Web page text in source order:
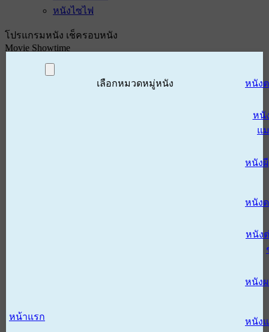
หนังไซไฟ
โปรแกรมหนัง เช็ครอบหนัง
Movie Showtime
หน้าแรก
เลือกหมวดหมู่หนัง หนัง
หนั
แ
หนังผี
หนัง
หนัง
หนัง
หนัง